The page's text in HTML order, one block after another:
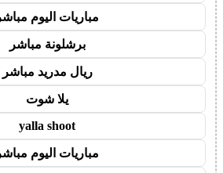
مباريات اليوم مباشر
برشلونة مباشر
ريال مدريد مباشر
يلا شوت
yalla shoot
مباريات اليوم مباشر